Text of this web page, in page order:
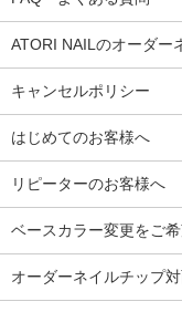
ATORI NAILのオーダー
キャンセルポリシー
はじめてのお客様へ
リピーターのお客様へ
ベースカラー変更をご
オーダーネイルチップ